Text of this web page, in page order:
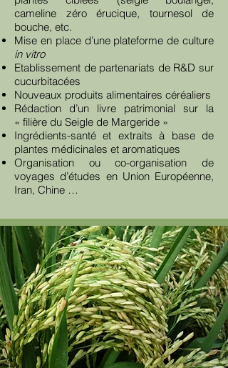
cameline zéro érucique, tournesol de
bouche, etc.
Mise en place d’une plateforme de culture
in vitro
Etablissement de partenariats de R&D sur
cucurbitacées
Nouveaux produits alimentaires céréaliers
Rédaction d’un livre patrimonial sur la
« filière du Seigle de Margeride »
Ingrédients-santé et extraits à base de
plantes médicinales et aromatiques
Organisation ou co-organisation de
voyages d’études en Union Européenne,
Iran, Chine …